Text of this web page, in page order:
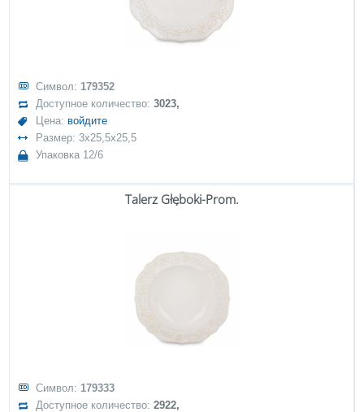
Символ: 179352
Доступное количество:3023,
Цена: войдите
Размер: 3x25,5x25,5
Упаковка 12/6
Talerz Głęboki-Prom.
Символ: 179333
Доступное количество:2922,